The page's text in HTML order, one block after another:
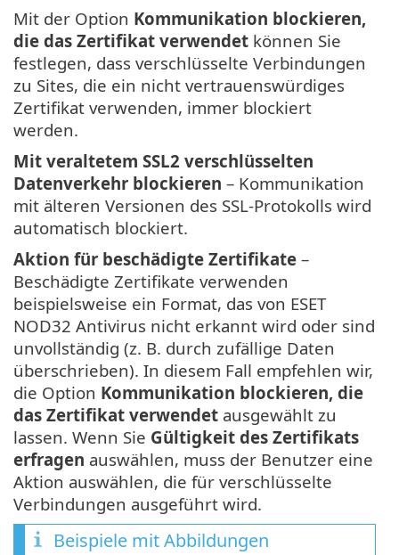
Mit der Option Kommunikation blockieren,
die das Zertifikat verwendet können Sie
festlegen, dass verschlüsselte Verbindungen
zu Sites, die ein nicht vertrauenswürdiges
Zertifikat verwenden, immer blockiert
werden.
Mit veraltetem SSL2 verschlüsselten
Datenverkehr blockieren – Kommunikation
mit älteren Versionen des SSL-Protokolls wird
automatisch blockiert.
Aktion für beschädigte Zertifikate –
Beschädigte Zertifikate verwenden
beispielsweise ein Format, das von ESET
NOD32 Antivirus nicht erkannt wird oder sind
unvollständig (z. B. durch zufällige Daten
überschrieben). In diesem Fall empfehlen wir,
die Option Kommunikation blockieren, die
das Zertifikat verwendet ausgewählt zu
lassen. Wenn Sie Gültigkeit des Zertifikats
erfragen auswählen, muss der Benutzer eine
Aktion auswählen, die für verschlüsselte
Verbindungen ausgeführt wird.
Beispiele mit Abbildungen